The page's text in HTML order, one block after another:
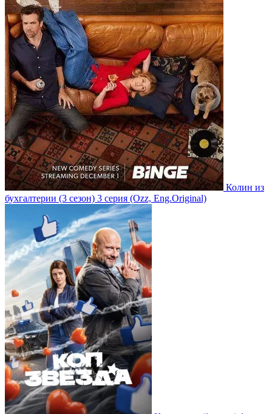
Колин из
бухгалтерии (3 сезон) 3 серия (Ozz, Eng.Original)